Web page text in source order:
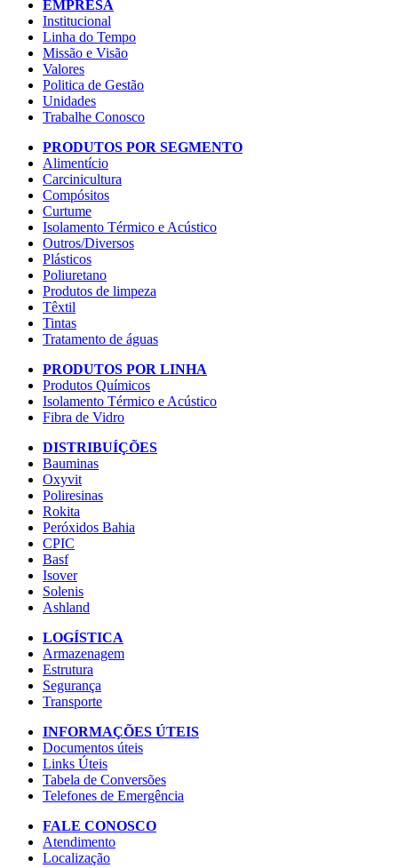
EMPRESA
Institucional
Linha do Tempo
Missão e Visão
Valores
Politica de Gestão
Unidades
Trabalhe Conosco
PRODUTOS POR SEGMENTO
Alimentício
Carcinicultura
Compósitos
Curtume
Isolamento Térmico e Acústico
Outros/Diversos
Plásticos
Poliuretano
Produtos de limpeza
Têxtil
Tintas
Tratamento de águas
PRODUTOS POR LINHA
Produtos Químicos
Isolamento Térmico e Acústico
Fibra de Vidro
DISTRIBUÍÇÕES
Bauminas
Oxyvit
Poliresinas
Rokita
Peróxidos Bahia
CPIC
Basf
Isover
Solenis
Ashland
LOGÍSTICA
Armazenagem
Estrutura
Segurança
Transporte
INFORMAÇÕES ÚTEIS
Documentos úteis
Links Úteis
Tabela de Conversões
Telefones de Emergência
FALE CONOSCO
Atendimento
Localização